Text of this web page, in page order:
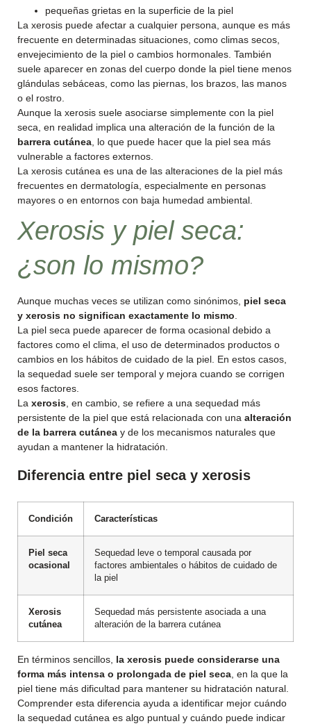
pequeñas grietas en la superficie de la piel
La xerosis puede afectar a cualquier persona, aunque es más
frecuente en determinadas situaciones, como climas secos,
envejecimiento de la piel o cambios hormonales. También
suele aparecer en zonas del cuerpo donde la piel tiene menos
glándulas sebáceas, como las piernas, los brazos, las manos
o el rostro.
Aunque la xerosis suele asociarse simplemente con la piel
seca, en realidad implica una alteración de la función de la
barrera cutánea , lo que puede hacer que la piel sea más
vulnerable a factores externos.
La xerosis cutánea es una de las alteraciones de la piel más
frecuentes en dermatología, especialmente en personas
mayores o en entornos con baja humedad ambiental.
Xerosis y piel seca:
¿son lo mismo?
Aunque muchas veces se utilizan como sinónimos, piel seca
y xerosis no significan exactamente lo mismo
La piel seca puede aparecer de forma ocasional debido a
factores como el clima, el uso de determinados productos o
cambios en los hábitos de cuidado de la piel. En estos casos,
la sequedad suele ser temporal y mejora cuando se corrigen
esos factores.
La xerosis , en cambio, se refiere a una sequedad más
persistente de la piel que está relacionada con una alteración
de la barrera cutánea y de los mecanismos naturales que
ayudan a mantener la hidratación.
Diferencia entre piel seca y xerosis
Condición Características
Piel seca
ocasional
Sequedad leve o temporal causada por
factores ambientales o hábitos de cuidado de
la piel
Xerosis
cutánea
Sequedad más persistente asociada a una
alteración de la barrera cutánea
En términos sencillos, la xerosis puede considerarse una
forma más intensa o prolongada de piel seca , en la que la
piel tiene más dificultad para mantener su hidratación natural.
Comprender esta diferencia ayuda a identificar mejor cuándo
la sequedad cutánea es algo puntual y cuándo puede indicar